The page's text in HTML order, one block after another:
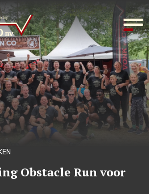
Obstacle Run voor